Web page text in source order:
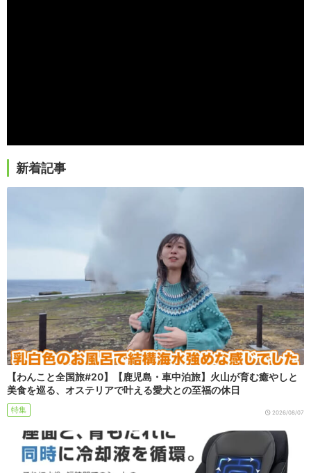
新着記事
【わんこと全国旅#20】【鹿児島・車中泊旅】火山が育む癒やしと
美食を巡る、オステリアで叶える愛犬との至福の休日
特集 2026/08/07